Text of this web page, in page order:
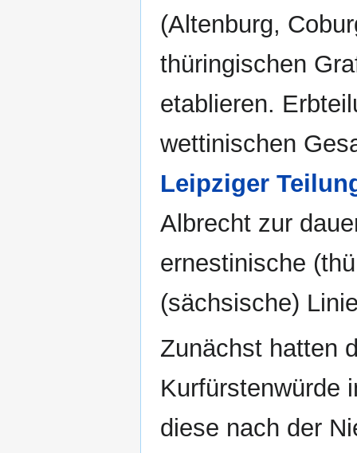
(Altenburg,
thüringischen
etablieren.
wettinischen
Leipziger
Albrecht zur
ernestinische
(sächsische)
Zunächst hatten
Kurfürstenwürde
diese nach der